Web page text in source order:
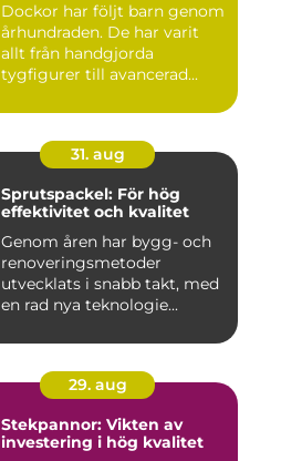
Dockor har följt barn genom
århundraden. De har varit
allt från handgjorda
tygfigurer till avancerad...
31. aug
Sprutspackel: För hög
effektivitet och kvalitet
Genom åren har bygg- och
renoveringsmetoder
utvecklats i snabb takt, med
en rad nya teknologie...
29. aug
Stekpannor: Vikten av
investering i hög kvalitet